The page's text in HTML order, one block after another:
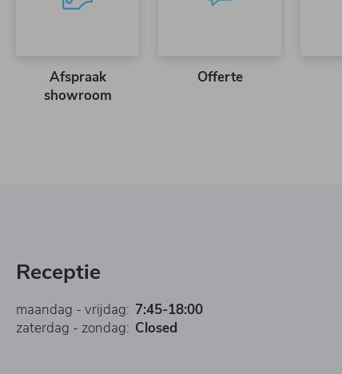
Afspraak
showroom
Offerte
Receptie
maandag - vrijdag: 7:45-18:00
zaterdag - zondag: Closed